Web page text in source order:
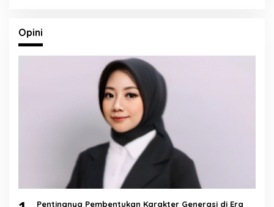
Opini
Pentingnya Pembentukan Karakter Generasi di Era